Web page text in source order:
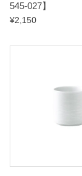
545-027】
¥2,150